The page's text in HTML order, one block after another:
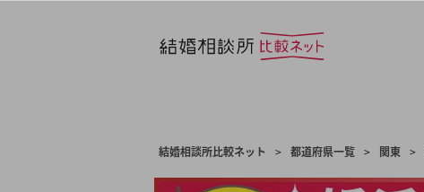
結婚相談所比較ネット > 都道府県一覧 > 関東 >